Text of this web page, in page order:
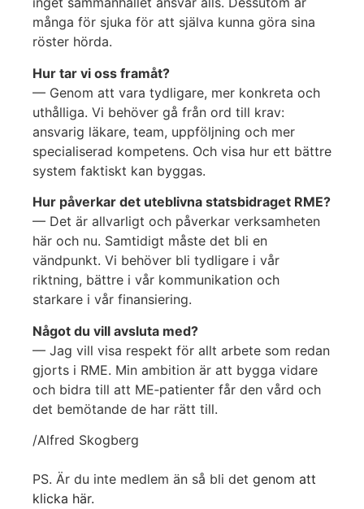
många för sjuka för att själva kunna göra sina
röster hörda.
Hur tar vi oss framåt?
— Genom att vara tydligare, mer konkreta och
uthålliga. Vi behöver gå från ord till krav:
ansvarig läkare, team, uppföljning och mer
specialiserad kompetens. Och visa hur ett bättre
system faktiskt kan byggas.
Hur påverkar det uteblivna statsbidraget RME?
— Det är allvarligt och påverkar verksamheten
här och nu. Samtidigt måste det bli en
vändpunkt. Vi behöver bli tydligare i vår
riktning, bättre i vår kommunikation och
starkare i vår finansiering.
Något du vill avsluta med?
— Jag vill visa respekt för allt arbete som redan
gjorts i RME. Min ambition är att bygga vidare
och bidra till att ME‑patienter får den vård och
det bemötande de har rätt till.
/Alfred Skogberg
PS. Är du inte medlem än så bli det genom att
klicka här.